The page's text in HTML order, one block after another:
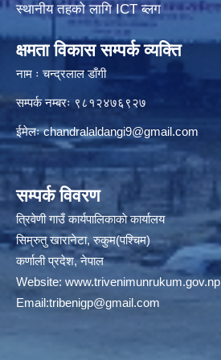
स्थानीय तहको लागि ICT ब्लग
क्षमता विकास सम्पर्क व्यक्ति
नाम ः चन्द्रलाल डाँगी
सम्पर्क नम्बरः ९८१२४७६९२७
ईमेलःchandralaldangi9@gmail.com
सम्पर्क विवरण
त्रिवेणी गाउँ कार्यपालिकाकाे कार्यालय
सिम्रुतु खारानेटा, रुकुम(पश्‍चिम)
कर्णाली प्रदेश, नेपाल
Website: www.trivenimunrukum.gov.np
Email:tribenigp@gmail.com